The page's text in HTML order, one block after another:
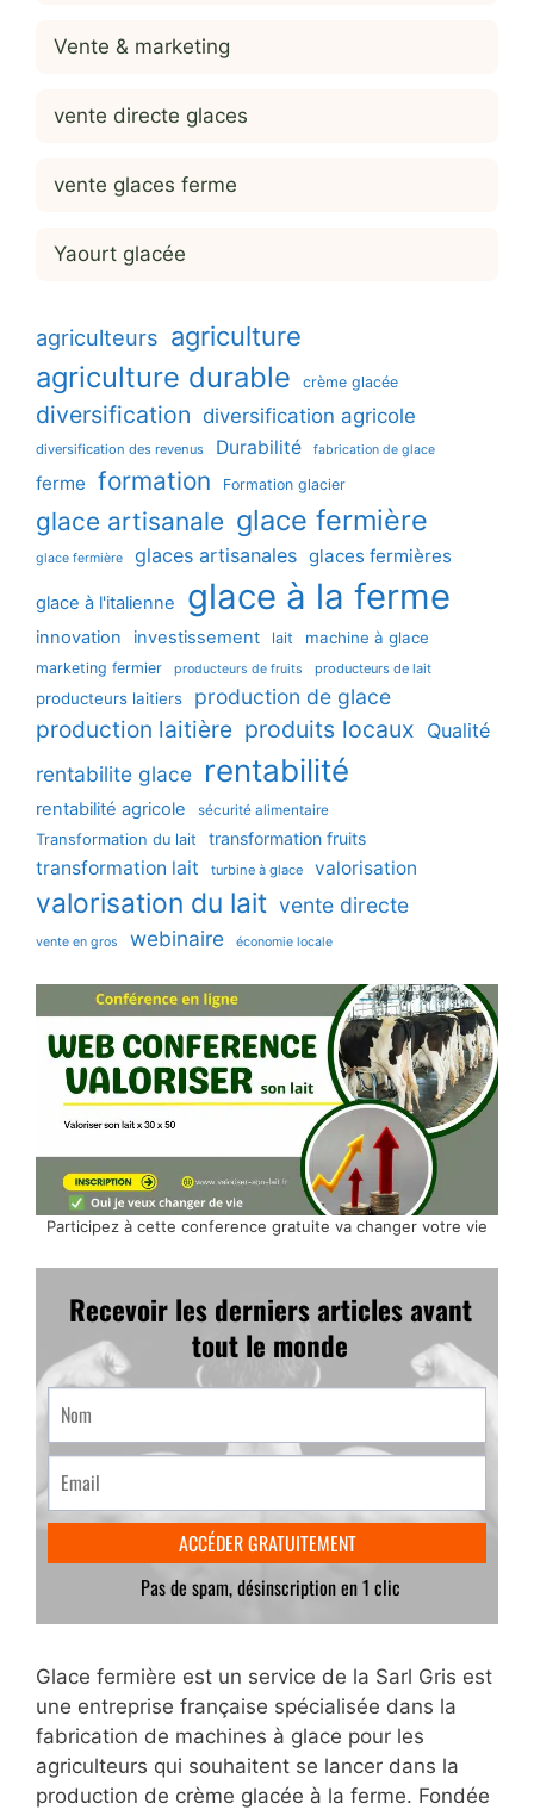
Vente & marketing
vente directe glaces
vente glaces ferme
Yaourt glacée
agriculteurs agriculture
agriculture durable crème glacée
diversification diversification agricole
diversification des revenus Durabilité fabrication de glace
ferme formation Formation glacier
glace artisanale glace fermière
glace fermière glaces artisanales glaces fermières
glace à l'italienne glace à la ferme
innovation investissement lait machine à glace
marketing fermier producteurs de fruits producteurs de lait
producteurs laitiers production de glace
production laitière produits locaux Qualité
rentabilite glace rentabilité
rentabilité agricole sécurité alimentaire
Transformation du lait transformation fruits
transformation lait turbine à glace valorisation
valorisation du lait vente directe
vente en gros webinaire économie locale
Participez à cette conference gratuite va changer votre vie
Glace fermière est un service de la Sarl Gris est
une entreprise française spécialisée dans la
fabrication de machines à glace pour les
agriculteurs qui souhaitent se lancer dans la
production de crème glacée à la ferme. Fondée